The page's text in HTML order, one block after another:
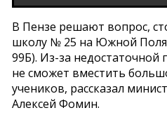
В Пензе решают вопрос,
школу № 25 на Южной
99Б). Из-за недостаточной
не сможет вместить
учеников, рассказал
Алексей Фомин.